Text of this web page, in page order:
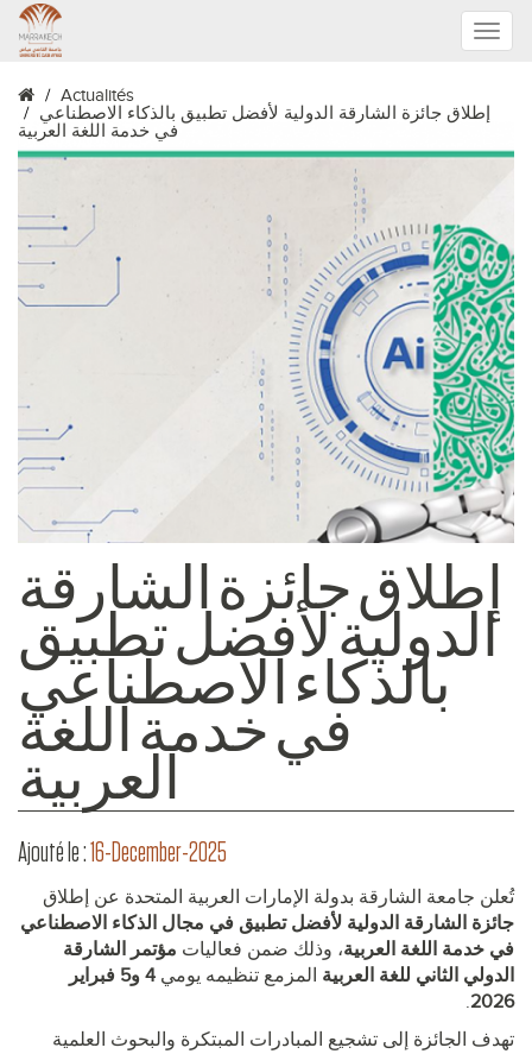
Toggle
Actualités
إطلاق جائزة الشارقة الدولية لأفضل تطبيق بالذكاء الاصطناعي
في خدمة اللغة العربية
إطلاق جائزة الشارقة
الدولية لأفضل تطبيق
بالذكاء الاصطناعي
في خدمة اللغة
العربية
Ajouté le :16-December-2025
تُعلن جامعة الشارقة بدولة الإمارات العربية المتحدة عن إطلاق
جائزة الشارقة الدولية لأفضل تطبيق في مجال الذكاء الاصطناعي
في خدمة اللغة العربية، وذلك ضمن فعاليات مؤتمر الشارقة
الدولي الثاني للغة العربية المزمع تنظيمه يومي
4 و5 فبراير
2026
.
تهدف الجائزة إلى تشجيع المبادرات المبتكرة والبحوث العلمية